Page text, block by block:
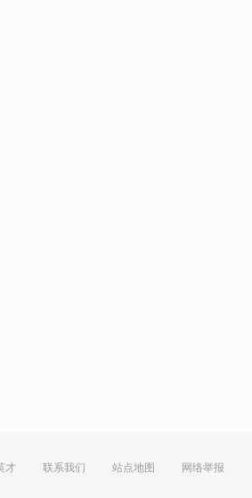
才 联系我们 站点地图 网络举报